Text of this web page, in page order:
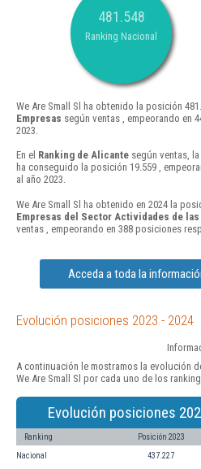
481.548
Ranking Nacional
We Are Small Sl ha obtenido la posición
Empresas según ventas , empeorando en
2023.
En el Ranking de Alicante según ventas,
ha conseguido la posición 19.559 ,
al año 2023.
We Are Small Sl ha obtenido en 2024 la
Empresas del Sector Actividades de
ventas , empeorando en 388 posiciones
Acceda a toda la
Evolución posiciones 2023 - 2024
A continuación le mostramos la evolución
We Are Small Sl por cada uno de los
Evolución posiciones
Ranking Posición 2023
Nacional 437.227